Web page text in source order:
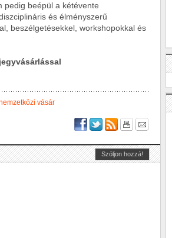
pedig beépül a kétévente
és élményszerű
beszélgetésekkel, workshopokkal és
vásár